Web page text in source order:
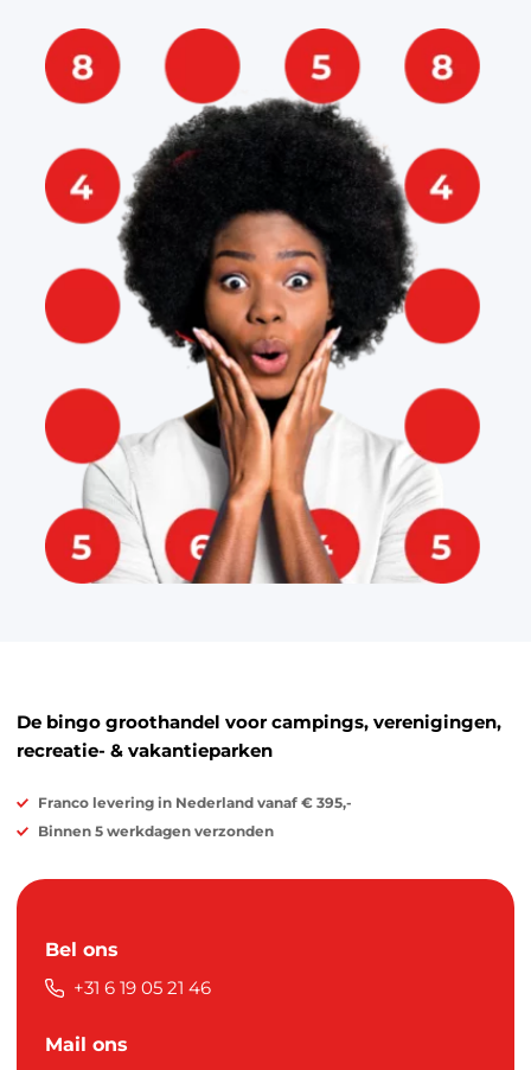
De bingo groothandel voor campings, verenigingen,
recreatie- & vakantieparken
Franco levering in Nederland vanaf € 395,-
Binnen 5 werkdagen verzonden
Bel ons
+31 6 19 05 21 46
Mail ons